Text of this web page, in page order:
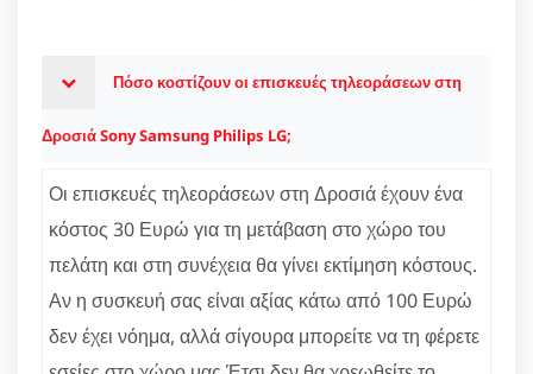
Πόσο κοστίζουν οι επισκευές τηλεοράσεων στη
Δροσιά Sony Samsung Philips LG;
Οι επισκευές τηλεοράσεων στη Δροσιά έχουν ένα
κόστος 30 Ευρώ για τη μετάβαση στο χώρο του
πελάτη και στη συνέχεια θα γίνει εκτίμηση κόστους.
Αν η συσκευή σας είναι αξίας κάτω από 100 Ευρώ
δεν έχει νόημα, αλλά σίγουρα μπορείτε να τη φέρετε